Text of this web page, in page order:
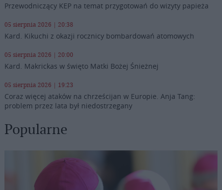
Przewodniczący KEP na temat przygotowań do wizyty papieża
05 sierpnia 2026 | 20:38
Kard. Kikuchi z okazji rocznicy bombardowań atomowych
05 sierpnia 2026 | 20:00
Kard. Makrickas w święto Matki Bożej Śnieżnej
05 sierpnia 2026 | 19:23
Coraz więcej ataków na chrześcijan w Europie. Anja Tang:
problem przez lata był niedostrzegany
Popularne